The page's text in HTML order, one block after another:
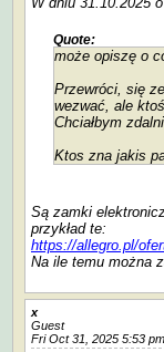
Quote:
może opiszę o
Przewróci, się
wezwać, ale
Chciałbym
Ktos zna jakis
Są zamki
przykład te:
https://allegro.pl/
Na ile temu można
x
Guest
Fri Oct 31, 2025 5:53